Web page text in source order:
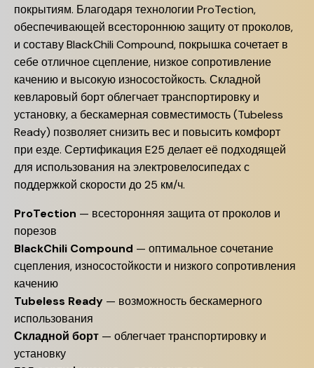
покрытиям. Благодаря технологии ProTection,
обеспечивающей всестороннюю защиту от проколов,
и составу BlackChili Compound, покрышка сочетает в
себе отличное сцепление, низкое сопротивление
качению и высокую износостойкость. Складной
кевларовый борт облегчает транспортировку и
установку, а бескамерная совместимость (Tubeless
Ready) позволяет снизить вес и повысить комфорт
при езде. Сертификация E25 делает её подходящей
для использования на электровелосипедах с
поддержкой скорости до 25 км/ч.
ProTection — всесторонняя защита от проколов и
порезов
BlackChili Compound — оптимальное сочетание
сцепления, износостойкости и низкого сопротивления
качению
Tubeless Ready — возможность бескамерного
использования
Складной борт — облегчает транспортировку и
установку